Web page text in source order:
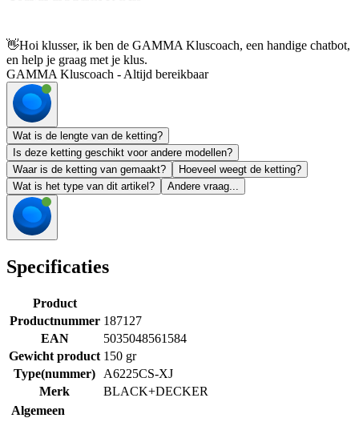
👋Hoi klusser, ik ben de GAMMA Kluscoach, een handige chatbot,
en help je graag met je klus.
GAMMA Kluscoach - Altijd bereikbaar
Wat is de lengte van de ketting?
Is deze ketting geschikt voor andere modellen?
Waar is de ketting van gemaakt?
Hoeveel weegt de ketting?
Wat is het type van dit artikel?
Andere vraag...
Specificaties
Product
Productnummer 187127
EAN
5035048561584
Gewicht product 150 gr
Type(nummer)
A6225CS-XJ
Merk
BLACK+DECKER
Algemeen